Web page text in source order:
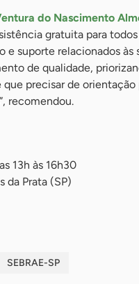
do Nascimento
gratuita para
suporte relacionados às
de qualidade,
precisar de orientação
recomendou.
13h às 16h30
da Prata (SP)
SEBRAE-SP